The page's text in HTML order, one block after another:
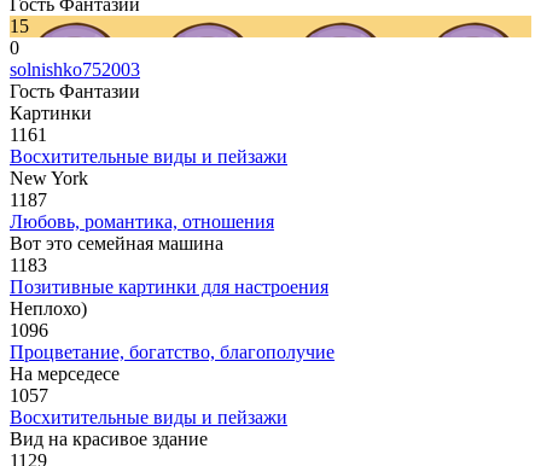
15
0
solnishko752003
Гость Фантазии
Картинки
1161
Восхитительные виды и пейзажи
New York
1187
Любовь, романтика, отношения
Вот это семейная машина
1183
Позитивные картинки для настроения
Неплохо)
1096
Процветание, богатство, благополучие
На мерседесе
1057
Восхитительные виды и пейзажи
Вид на красивое здание
1129